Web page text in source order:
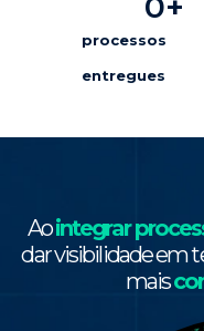
processos
entregues
Aointegrar
dar visibilidade em
mais